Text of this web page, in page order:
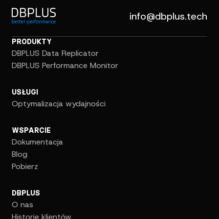
info@dbplus.tech
PRODUKTY
DBPLUS Data Replicator
DBPLUS Performance Monitor
USŁUGI
Optymalizacja wydajności
WSPARCIE
Dokumentacja
Blog
Pobierz
DBPLUS
O nas
Historie klientów